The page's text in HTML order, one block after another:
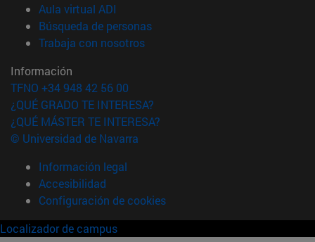
Aula virtual ADI
Búsqueda de personas(abre en nueva ventana)
Trabaja con nosotros(abre en nueva ventana)
Información
TFNO +34 948 42 56 00
¿QUÉ GRADO TE INTERESA?
¿QUÉ MÁSTER TE INTERESA?
© Universidad de Navarra
Información legal
Accesibilidad
Configuración de cookies
Localizador de campus